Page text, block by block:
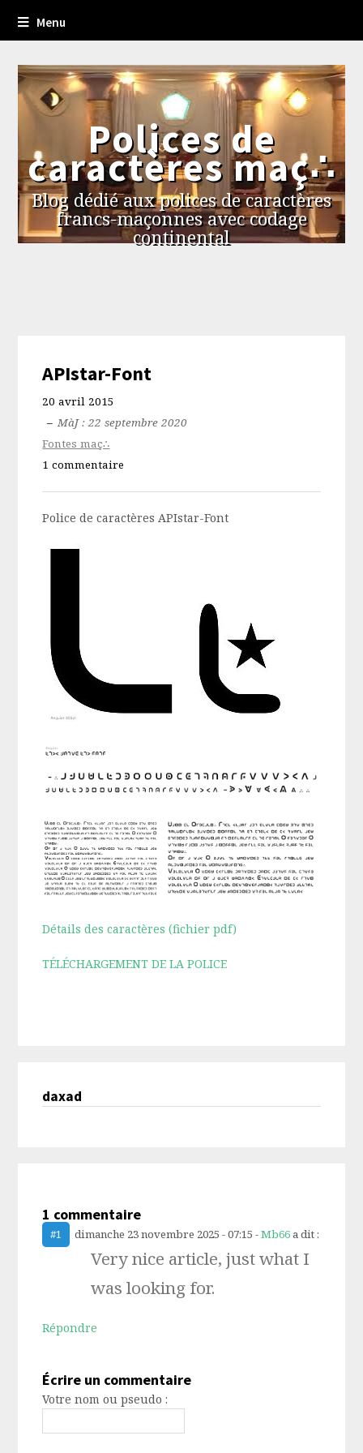
Menu
Polices de
caractères maç∴
Blog dédié aux polices de caractères
francs-maçonnes avec codage
continental
APIstar-Font
20 avril 2015
–MàJ : 22 septembre 2020
Fontes maç∴
1 commentaire
Police de caractères APIstar-Font
Détails des caractères (fichier pdf)
TÉLÉCHARGEMENT DE LA POLICE
daxad
1 commentaire
#1 dimanche 23 novembre 2025 - 07:15 -Mb66a dit :
Very nice article, just what I
was looking for.
Répondre
Écrire un commentaire
Votre nom ou pseudo :